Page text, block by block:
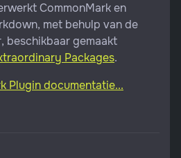
CommonMark en
met behulp van de
beschikbaar gemaakt
Packages.
Plugin documentatie...